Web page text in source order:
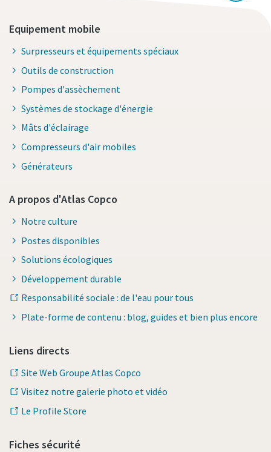
Equipement mobile
Surpresseurs et équipements spéciaux
Outils de construction
Pompes d'assèchement
Systèmes de stockage d'énergie
Mâts d'éclairage
Compresseurs d'air mobiles
Générateurs
A propos d'Atlas Copco
Notre culture
Postes disponibles
Solutions écologiques
Développement durable
Responsabilité sociale : de l'eau pour tous
Plate-forme de contenu : blog, guides et bien plus encore
Liens directs
Site Web Groupe Atlas Copco
Visitez notre galerie photo et vidéo
Le Profile Store
Fiches sécurité